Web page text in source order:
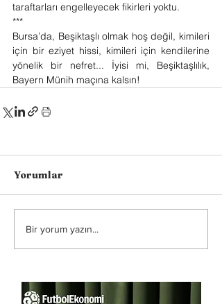
taraftarları engelleyecek fikirleri yoktu.
***
Bursa’da, Beşiktaşlı olmak hoş değil, kimileri
için bir eziyet hissi, kimileri için kendilerine
yönelik bir nefret... İyisi mi, Beşiktaşlılık,
Bayern Münih maçına kalsın!
Yorumlar
Bir yorum yazın...